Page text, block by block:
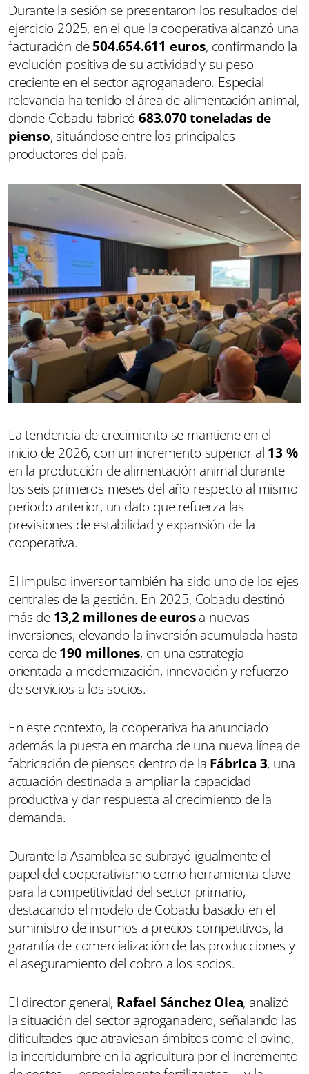
Durante la sesión se presentaron los resultados del
ejercicio 2025, en el que la cooperativa alcanzó una
facturación de504.654.611 euros, confirmando la
evolución positiva de su actividad y su peso
creciente en el sector agroganadero. Especial
relevancia ha tenido el área de alimentación animal,
donde Cobadu fabricó683.070 toneladas de
pienso, situándose entre los principales
productores del país.
La tendencia de crecimiento se mantiene en el
inicio de 2026, con un incremento superior al 13 %
en la producción de alimentación animal durante
los seis primeros meses del año respecto al mismo
periodo anterior, un dato que refuerza las
previsiones de estabilidad y expansión de la
cooperativa.
El impulso inversor también ha sido uno de los ejes
centrales de la gestión. En 2025, Cobadu destinó
más de 13,2 millones de eurosa nuevas
inversiones, elevando la inversión acumulada hasta
cerca de190 millones, en una estrategia
orientada a modernización, innovación y refuerzo
de servicios a los socios.
En este contexto, la cooperativa ha anunciado
además la puesta en marcha de una nueva línea de
fabricación de piensos dentro de la Fábrica 3, una
actuación destinada a ampliar la capacidad
productiva y dar respuesta al crecimiento de la
demanda.
Durante la Asamblea se subrayó igualmente el
papel del cooperativismo como herramienta clave
para la competitividad del sector primario,
destacando el modelo de Cobadu basado en el
suministro de insumos a precios competitivos, la
garantía de comercialización de las producciones y
el aseguramiento del cobro a los socios.
El director general, Rafael Sánchez Olea, analizó
la situación del sector agroganadero, señalando las
dificultades que atraviesan ámbitos como el ovino,
la incertidumbre en la agricultura por el incremento